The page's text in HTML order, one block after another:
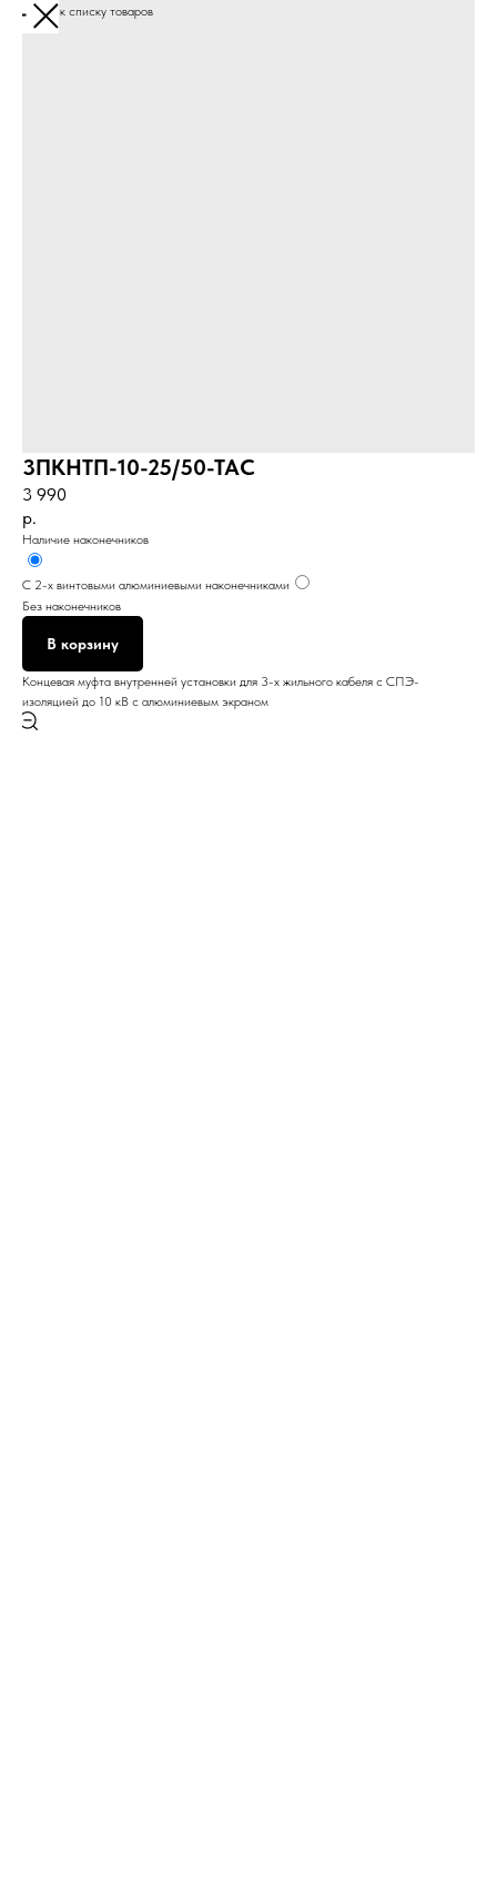
Вернуться к списку товаров
3ПКНТП-10-25/50-ТАС
3 990
р.
Наличие наконечников
С 2-х винтовыми алюминиевыми наконечниками
Без наконечников
В корзину
Концевая муфта внутренней установки для 3-х жильного кабеля с СПЭ-
изоляцией до 10 кВ с алюминиевым экраном